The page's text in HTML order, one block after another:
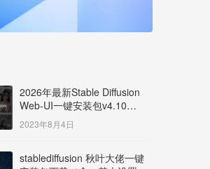
2026年最新Stable Diffusion
Web-UI一键安装包v4.10
Windows版【支持50系显卡】
2023年8月4日
stablediffusion 秋叶大佬一键